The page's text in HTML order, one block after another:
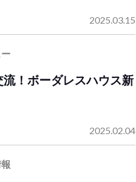
2025.03.15
！ボーダレスハウス新
2025.02.04